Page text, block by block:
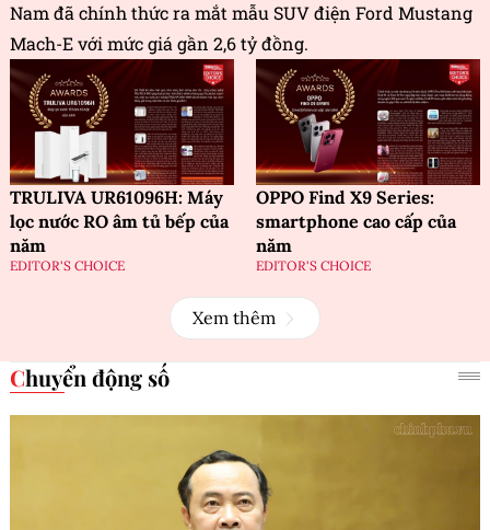
Nam đã chính thức ra mắt mẫu SUV điện Ford Mustang
Mach-E với mức giá gần 2,6 tỷ đồng.
TRULIVA UR61096H: Máy
lọc nước RO âm tủ bếp của
năm
EDITOR'S CHOICE
OPPO Find X9 Series:
smartphone cao cấp của
năm
EDITOR'S CHOICE
Xem thêm
Chuyển động số